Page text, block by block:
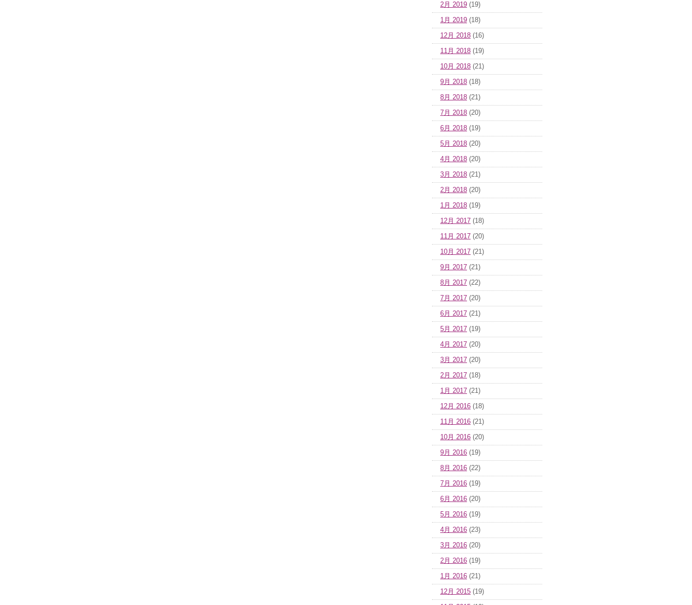
2月 2019 (19)
1月 2019 (18)
12月 2018 (16)
11月 2018 (19)
10月 2018 (21)
9月 2018 (18)
8月 2018 (21)
7月 2018 (20)
6月 2018 (19)
5月 2018 (20)
4月 2018 (20)
3月 2018 (21)
2月 2018 (20)
1月 2018 (19)
12月 2017 (18)
11月 2017 (20)
10月 2017 (21)
9月 2017 (21)
8月 2017 (22)
7月 2017 (20)
6月 2017 (21)
5月 2017 (19)
4月 2017 (20)
3月 2017 (20)
2月 2017 (18)
1月 2017 (21)
12月 2016 (18)
11月 2016 (21)
10月 2016 (20)
9月 2016 (19)
8月 2016 (22)
7月 2016 (19)
6月 2016 (20)
5月 2016 (19)
4月 2016 (23)
3月 2016 (20)
2月 2016 (19)
1月 2016 (21)
12月 2015 (19)